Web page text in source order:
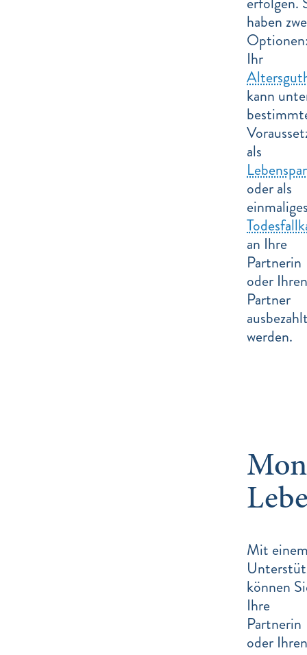
haben
Ihr
kann
als
oder als
an Ihre
Partnerin
oder Ihren
Partner
werden.
Mit
können
Ihre
Partnerin
oder Ihren